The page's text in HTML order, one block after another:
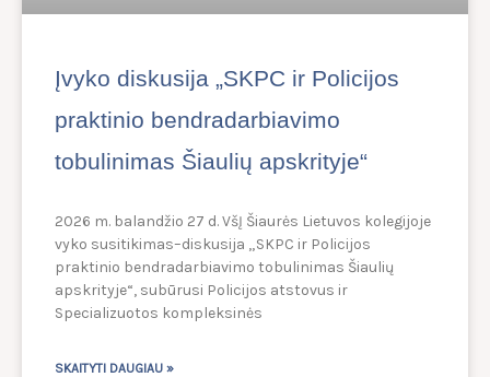
Įvyko diskusija „SKPC ir Policijos
praktinio bendradarbiavimo
tobulinimas Šiaulių apskrityje“
2026 m. balandžio 27 d. VšĮ Šiaurės Lietuvos kolegijoje
vyko susitikimas–diskusija „SKPC ir Policijos
praktinio bendradarbiavimo tobulinimas Šiaulių
apskrityje“, subūrusi Policijos atstovus ir
Specializuotos kompleksinės
SKAITYTI DAUGIAU »